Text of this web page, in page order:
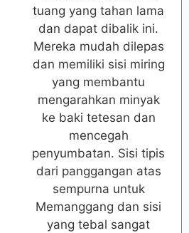
tuang yang tahan lama
dan dapat dibalik ini.
Mereka mudah dilepas
dan memiliki sisi miring
yang membantu
mengarahkan minyak
ke baki tetesan dan
mencegah
penyumbatan. Sisi tipis
dari panggangan atas
sempurna untuk
Memanggang dan sisi
yang tebal sangat